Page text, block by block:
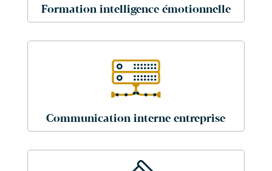
Formation intelligence émotionnelle
Communication interne entreprise